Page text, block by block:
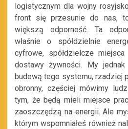
logistycznym dla wojny
front się przesunie do nas,
większą odporność. Ta
właśnie o spółdzielnie
cyfrowe, spółdzielcze
dostawy żywności. My
budową tego systemu, rzadziej
obronny, częściej mówimy
tym, że będą mieli miejsce
zaoszczędzą na energii. Ale
którym wspomniałeś również